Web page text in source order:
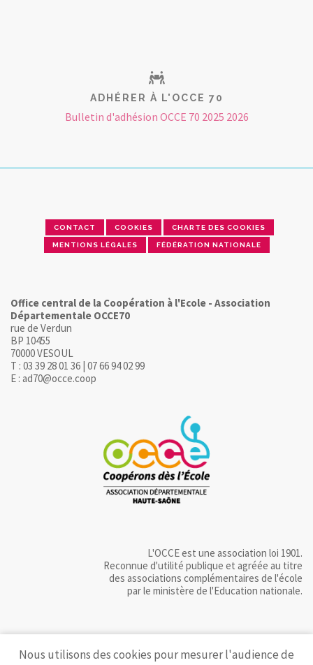
ADHÉRER À L'OCCE 70
Bulletin d'adhésion OCCE 70 2025 2026
CONTACT COOKIES CHARTE DES COOKIES
MENTIONS LÉGALES FÉDÉRATION NATIONALE
Office central de la Coopération à l'Ecole - Association
Départementale OCCE70
rue de Verdun
BP 10455
70000 VESOUL
T : 03 39 28 01 36 | 07 66 94 02 99
E : ad70@occe.coop
L'OCCE est une association loi 1901.
Reconnue d'utilité publique et agréée au titre
des associations complémentaires de l'école
par le ministère de l'Education nationale.
Nous utilisons des cookies pour mesurer l'audience de